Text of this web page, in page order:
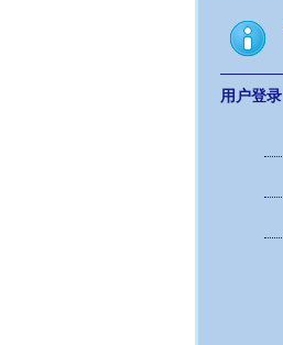
用户登录